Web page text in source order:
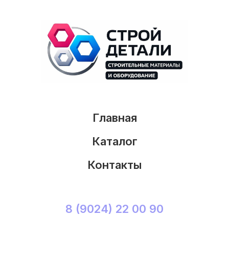
Главная
Каталог
Контакты
8 (9024) 22 00 90